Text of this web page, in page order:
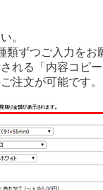
。
ずつご入力をお
れる「内容コピ
注文が可能です。